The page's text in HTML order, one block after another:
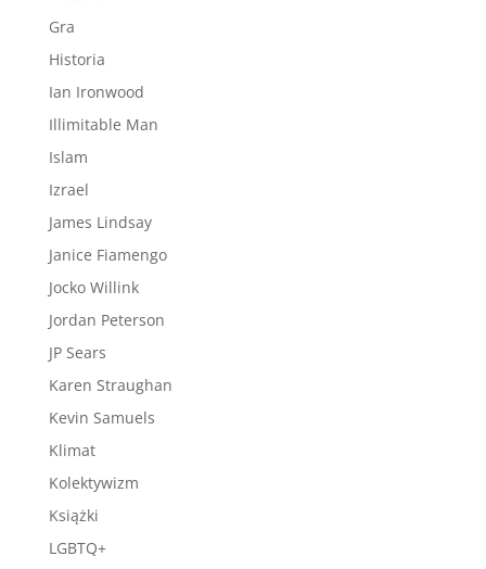
Gra
Historia
Ian Ironwood
Illimitable Man
Islam
Izrael
James Lindsay
Janice Fiamengo
Jocko Willink
Jordan Peterson
JP Sears
Karen Straughan
Kevin Samuels
Klimat
Kolektywizm
Książki
LGBTQ+